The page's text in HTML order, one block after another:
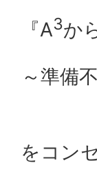
『A3か
～準備
をコン